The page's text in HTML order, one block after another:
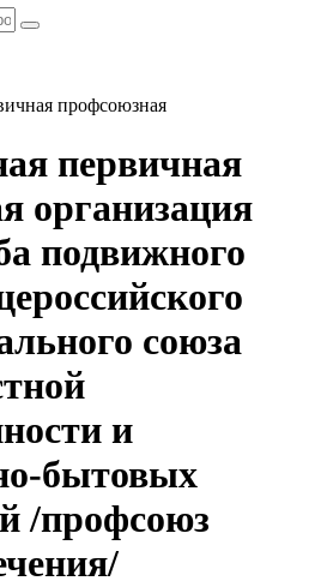
профсоюзная
первичная
организация
подвижного
союза
и
бытовых
/профсоюз